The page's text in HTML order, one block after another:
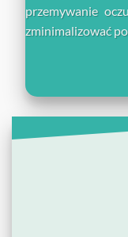
przemywanie
zminimalizować